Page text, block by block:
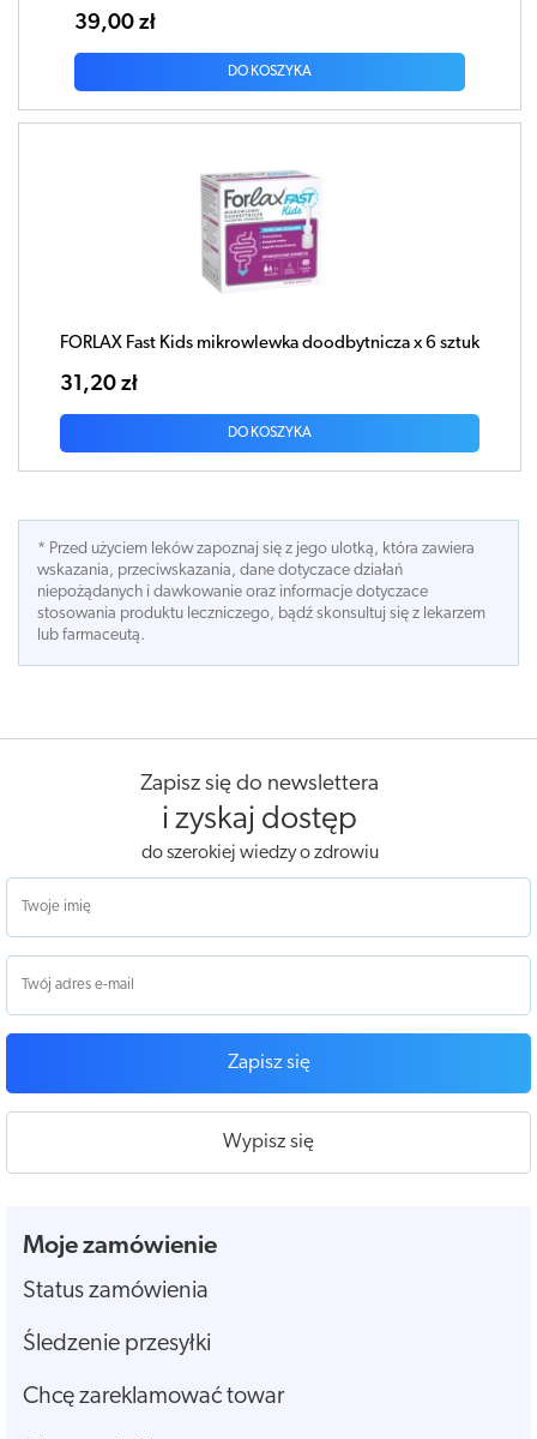
39,00 zł
DO KOSZYKA
FORLAX Fast Kids mikrowlewka doodbytnicza x 6 sztuk
31,20 zł
DO KOSZYKA
* Przed użyciem leków zapoznaj się z jego ulotką, która zawiera
wskazania, przeciwskazania, dane dotyczace działań
niepożądanych i dawkowanie oraz informacje dotyczace
stosowania produktu leczniczego, bądź skonsultuj się z lekarzem
lub farmaceutą.
Zapisz się do newslettera
i zyskaj dostęp
do szerokiej wiedzy o zdrowiu
Zapisz się
Wypisz się
Moje zamówienie
Status zamówienia
Śledzenie przesyłki
Chcę zareklamować towar